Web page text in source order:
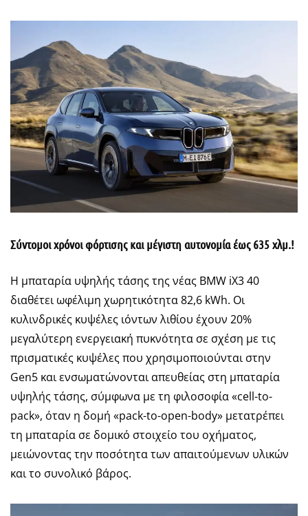
Σύντομοι χρόνοι φόρτισης και μέγιστη αυτονομία έως 635 χλμ.!
Η μπαταρία υψηλής τάσης της νέας BMW iX3 40
διαθέτει ωφέλιμη χωρητικότητα 82,6 kWh. Οι
κυλινδρικές κυψέλες ιόντων λιθίου έχουν 20%
μεγαλύτερη ενεργειακή πυκνότητα σε σχέση με τις
πρισματικές κυψέλες που χρησιμοποιούνται στην
Gen5 και ενσωματώνονται απευθείας στη μπαταρία
υψηλής τάσης, σύμφωνα με τη φιλοσοφία «cell-to-
pack», όταν η δομή «pack-to-open-body» μετατρέπει
τη μπαταρία σε δομικό στοιχείο του οχήματος,
μειώνοντας την ποσότητα των απαιτούμενων υλικών
και το συνολικό βάρος.